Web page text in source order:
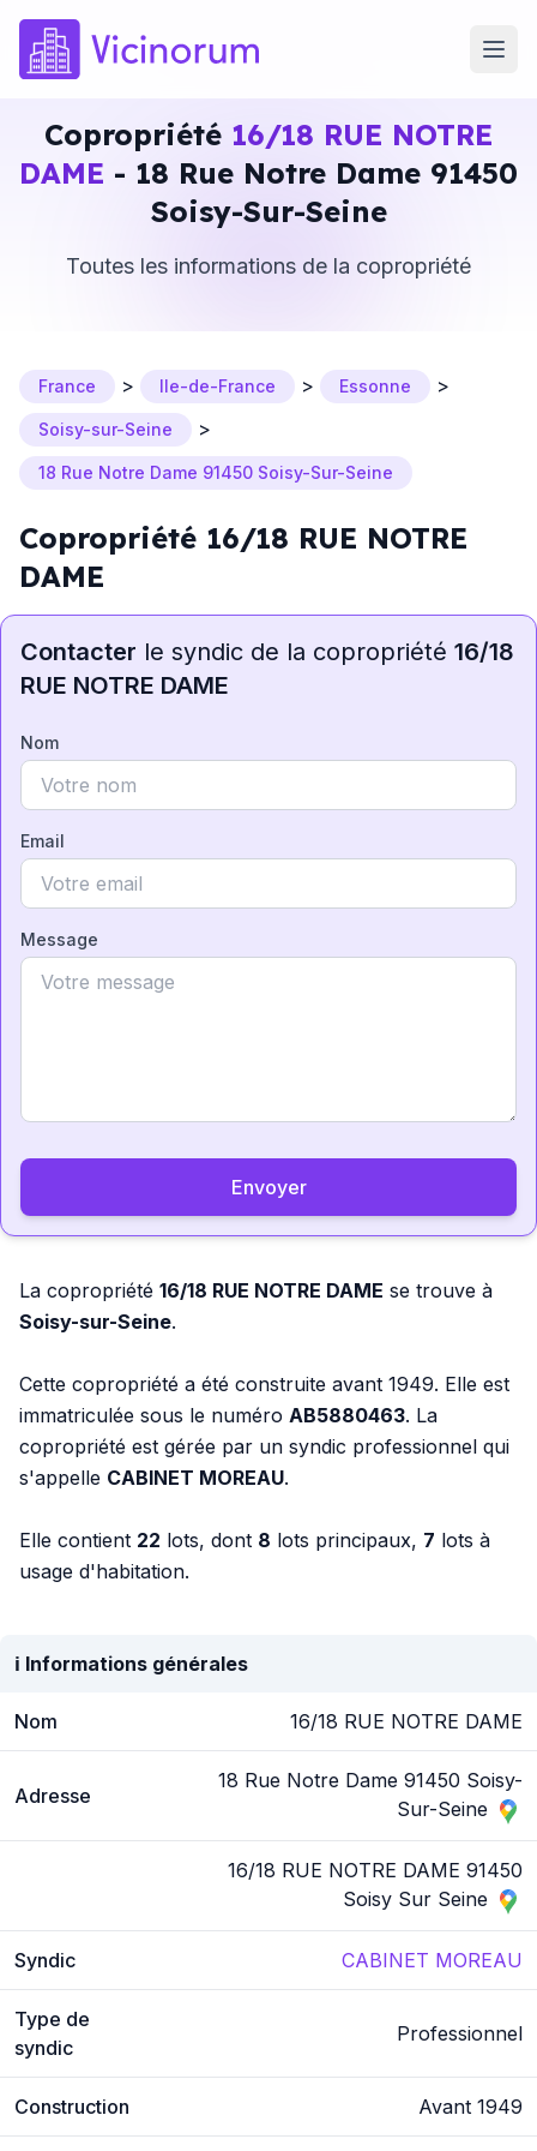
Copropriété 16/18 RUE NOTRE
DAME - 18 Rue Notre Dame 91450
Soisy-Sur-Seine
Toutes les informations de la copropriété
France > Ile-de-France > Essonne >
Soisy-sur-Seine >
18 Rue Notre Dame 91450 Soisy-Sur-Seine
Copropriété 16/18 RUE NOTRE
DAME
Contacter le syndic de la copropriété 16/18
RUE NOTRE DAME
Nom
Email
Message
Envoyer
La copropriété 16/18 RUE NOTRE DAME se trouve à
Soisy-sur-Seine.
Cette copropriété a été construite avant 1949. Elle est
immatriculée sous le numéro AB5880463. La
copropriété est gérée par un syndic professionnel qui
s'appelle CABINET MOREAU.
Elle contient 22 lots, dont 8 lots principaux, 7 lots à
usage d'habitation.
ℹ️ Informations générales
Nom 16/18 RUE NOTRE DAME
Adresse
18 Rue Notre Dame 91450 Soisy-
Sur-Seine
16/18 RUE NOTRE DAME 91450
Soisy Sur Seine
Syndic CABINET MOREAU
Type de
syndic
Professionnel
Construction Avant 1949